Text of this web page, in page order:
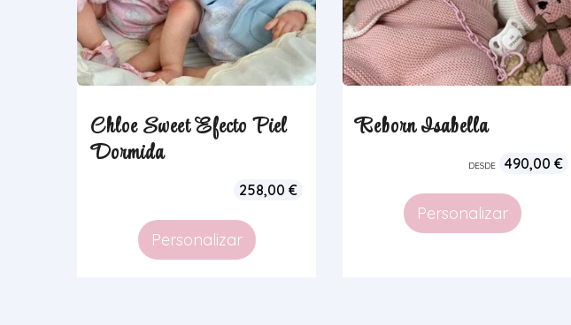
Chloe Sweet Efecto Piel
Dormida
258,00 €
Personalizar
Reborn Isabella
DESDE 490,00 €
Personalizar